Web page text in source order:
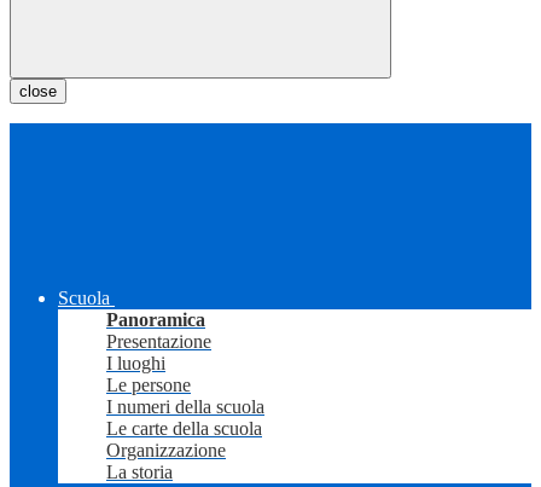
close
Scuola
Panoramica
Presentazione
I luoghi
Le persone
I numeri della scuola
Le carte della scuola
Organizzazione
La storia